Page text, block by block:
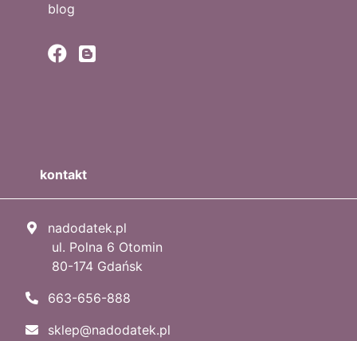
blog
kontakt
nadodatek.pl
ul. Polna 6 Otomin
80-174 Gdańsk
663-656-888
sklep@nadodatek.pl